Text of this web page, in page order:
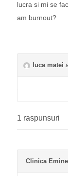
lucra si mi se
am burnout?
luca matei
1 raspunsuri
Clinica